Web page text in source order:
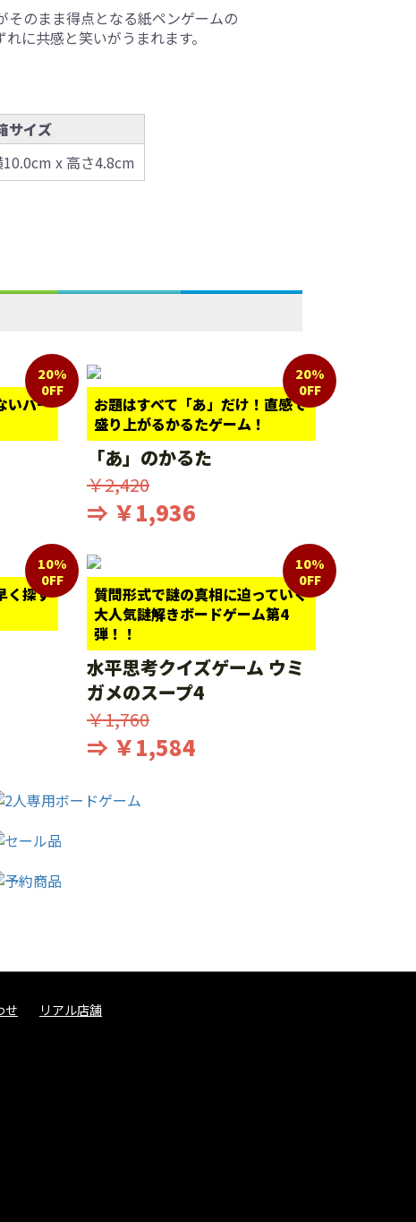
のまま得点となる紙ペンゲームの
に共感と笑いがうまれます。
サイズ
x 高さ4.8cm
いパー
20%
0FF
お題はすべて「あ」だけ！直感で
盛り上がるかるたゲーム！
20%
0FF
「あ」のかるた
￥2,420
⇒ ￥1,936
く探す
10%
0FF
質問形式で謎の真相に迫っていく
大人気謎解きボードゲーム第4
弾！！
10%
0FF
水平思考クイズゲーム ウミ
ガメのスープ4
￥1,760
⇒ ￥1,584
せ リアル店舗